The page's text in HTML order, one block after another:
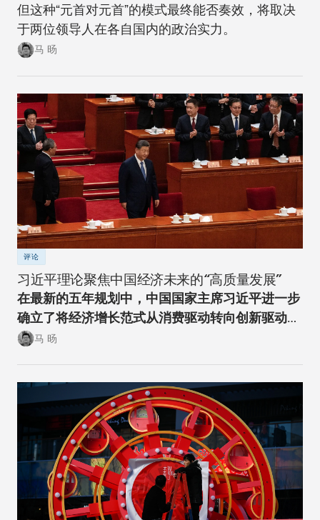
但这种“元首对元首”的模式最终能否奏效，将取决
于两位领导人在各自国内的政治实力。
马 旸
评论
习近平理论聚焦中国经济未来的“高质量发展”
在最新的五年规划中，中国国家主席习近平进一步
确立了将经济增长范式从消费驱动转向创新驱动的
经济转型方向。
马 旸